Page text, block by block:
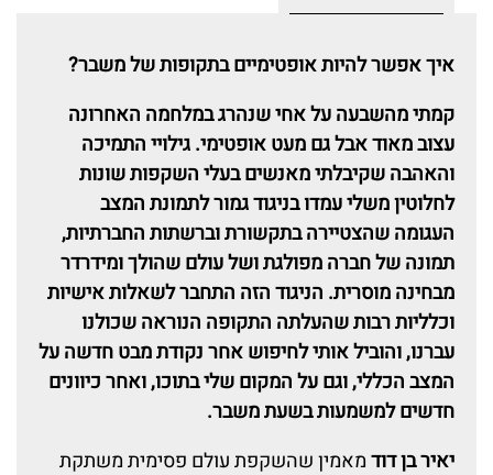
איך אפשר להיות אופטימיים בתקופות של משבר?
קמתי מהשבעה על אחי שנהרג במלחמה האחרונה
עצוב מאוד אבל גם מעט אופטימי. גילויי התמיכה
והאהבה שקיבלתי מאנשים בעלי השקפות שונות
לחלוטין משלי עמדו בניגוד גמור לתמונת המצב
העגומה שהצטיירה בתקשורת וברשתות החברתיות,
תמונה של חברה מפולגת ושל עולם שהולך ומידרדר
מבחינה מוסרית. הניגוד הזה התחבר לשאלות אישיות
וכלליות רבות שהעלתה התקופה הנוראה שכולנו
עברנו, והוביל אותי לחיפוש אחר נקודת מבט חדשה על
המצב הכללי, וגם על המקום שלי בתוכו, ואחר כיוונים
חדשים למשמעות בשעת משבר.
יאיר בן דודמאמין שהשקפת עולם פסימית משתקת